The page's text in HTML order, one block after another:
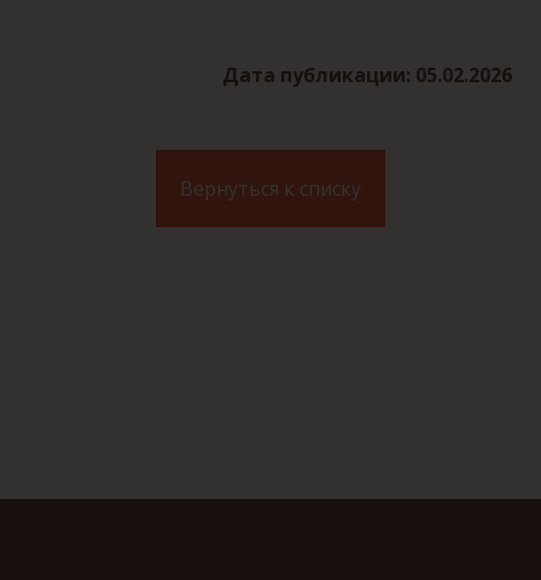
Дата публикации: 05.02.2026
Вернуться к списку